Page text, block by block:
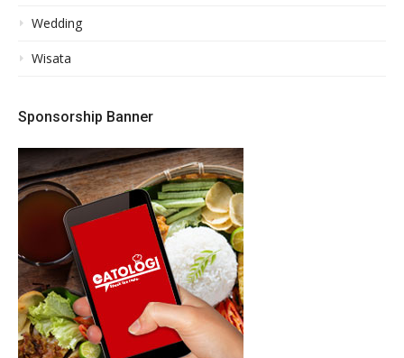
Wedding
Wisata
Sponsorship Banner